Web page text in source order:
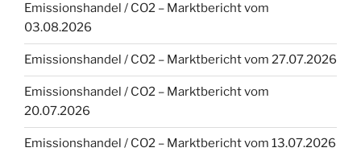
Emissionshandel / CO2 – Marktbericht vom
03.08.2026
Emissionshandel / CO2 – Marktbericht vom 27.07.2026
Emissionshandel / CO2 – Marktbericht vom
20.07.2026
Emissionshandel / CO2 – Marktbericht vom 13.07.2026